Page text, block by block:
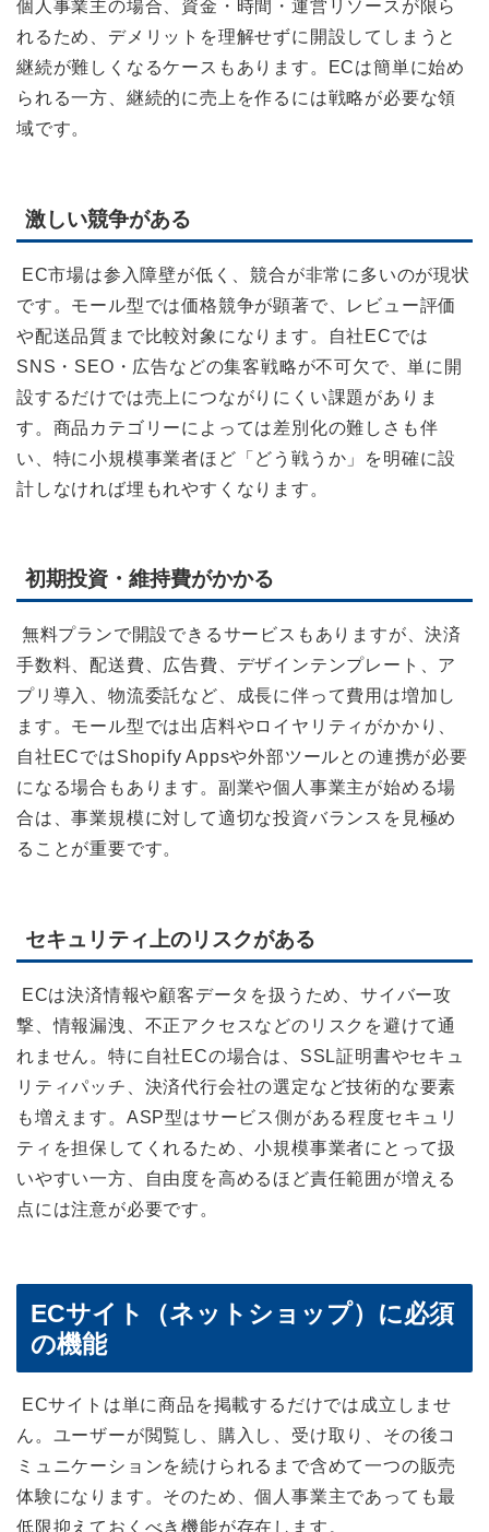
個人事業主の場合、資金・時間・運営リソースが限ら
れるため、デメリットを理解せずに開設してしまうと
継続が難しくなるケースもあります。ECは簡単に始め
られる一方、継続的に売上を作るには戦略が必要な領
域です。
激しい競争がある
EC市場は参入障壁が低く、競合が非常に多いのが現状
です。モール型では価格競争が顕著で、レビュー評価
や配送品質まで比較対象になります。自社ECでは
SNS・SEO・広告などの集客戦略が不可欠で、単に開
設するだけでは売上につながりにくい課題がありま
す。商品カテゴリーによっては差別化の難しさも伴
い、特に小規模事業者ほど「どう戦うか」を明確に設
計しなければ埋もれやすくなります。
初期投資・維持費がかかる
無料プランで開設できるサービスもありますが、決済
手数料、配送費、広告費、デザインテンプレート、ア
プリ導入、物流委託など、成長に伴って費用は増加し
ます。モール型では出店料やロイヤリティがかかり、
自社ECではShopify Appsや外部ツールとの連携が必要
になる場合もあります。副業や個人事業主が始める場
合は、事業規模に対して適切な投資バランスを見極め
ることが重要です。
セキュリティ上のリスクがある
ECは決済情報や顧客データを扱うため、サイバー攻
撃、情報漏洩、不正アクセスなどのリスクを避けて通
れません。特に自社ECの場合は、SSL証明書やセキュ
リティパッチ、決済代行会社の選定など技術的な要素
も増えます。ASP型はサービス側がある程度セキュリ
ティを担保してくれるため、小規模事業者にとって扱
いやすい一方、自由度を高めるほど責任範囲が増える
点には注意が必要です。
ECサイト（ネットショップ）に必須
の機能
ECサイトは単に商品を掲載するだけでは成立しませ
ん。ユーザーが閲覧し、購入し、受け取り、その後コ
ミュニケーションを続けられるまで含めて一つの販売
体験になります。そのため、個人事業主であっても最
低限抑えておくべき機能が存在します。